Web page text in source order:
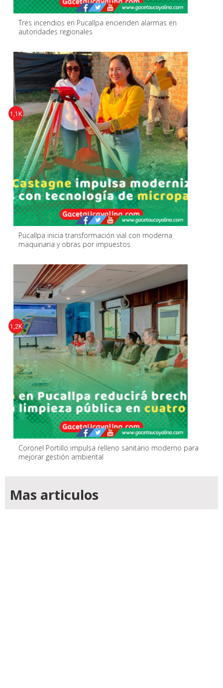
Tres incendios en Pucallpa encienden alarmas en
autoridades regionales
Pucallpa inicia transformación vial con moderna
maquinaria y obras por impuestos
1,1K
Coronel Portillo impulsa relleno sanitario moderno para
mejorar gestión ambiental
1,2K
Mas articulos